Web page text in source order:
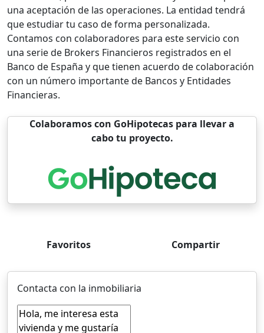
una aceptación de las operaciones. La entidad tendrá
que estudiar tu caso de forma personalizada.
Contamos con colaboradores para este servicio con
una serie de Brokers Financieros registrados en el
Banco de España y que tienen acuerdo de colaboración
con un número importante de Bancos y Entidades
Financieras.
Colaboramos con GoHipotecas para llevar a
cabo tu proyecto.
Favoritos Compartir
Contacta con la inmobiliaria